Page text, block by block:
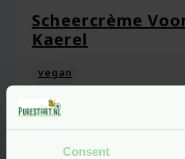
Consent
Scheercrème
Kaerel
vegan
Van9.95
8.96
prijs